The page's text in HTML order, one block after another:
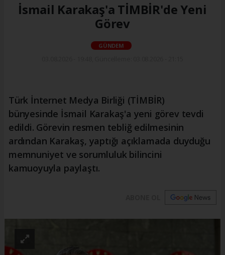
İsmail Karakaş'a TİMBİR'de Yeni
Görev
GÜNDEM
Türk İnternet Medya Birliği (TİMBİR)
bünyesinde İsmail Karakaş'a yeni görev tevdi
edildi. Görevin resmen tebliğ edilmesinin
ardından Karakaş, yaptığı açıklamada duyduğu
memnuniyet ve sorumluluk bilincini
kamuoyuyla paylaştı.